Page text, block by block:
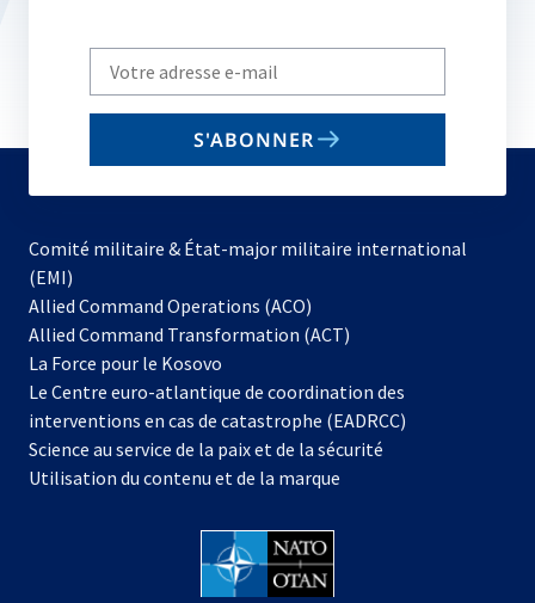
Write
your
email
S'ABONNER
Comité militaire & État-major militaire international
(EMI)
Allied Command Operations (ACO)
dans
nouvel
onglet
Allied Command Transformation (ACT)
La Force pour le Kosovo
dans
un
nouvel
onglet
Le Centre euro-atlantique de coordination des
interventions en cas de catastrophe (EADRCC)
Science au service de la paix et de la sécurité
Utilisation du contenu et de la marque